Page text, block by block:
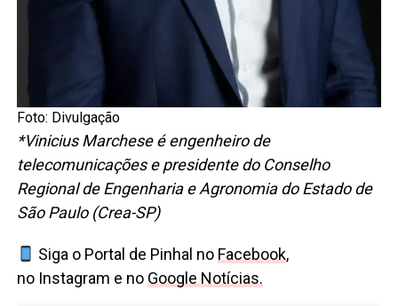
Foto: Divulgação
*Vinicius Marchese é engenheiro de
telecomunicações e presidente do Conselho
Regional de Engenharia e Agronomia do Estado de
São Paulo (Crea-SP)
Siga o Portal de Pinhal no Facebook,
no Instagram e no Google Notícias.